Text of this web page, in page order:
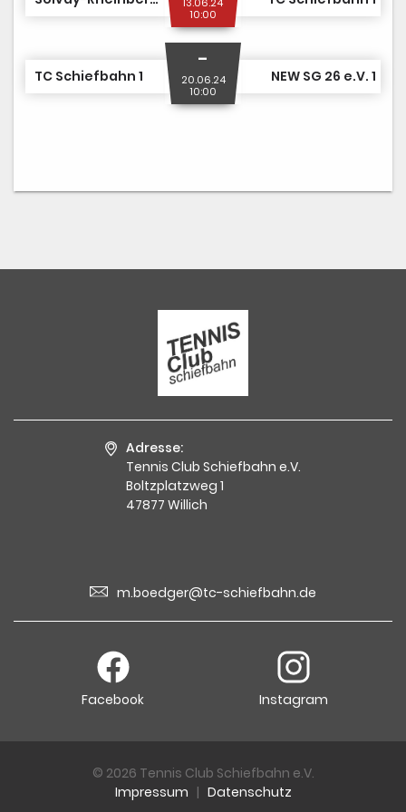
10:00
TC Schiefbahn 1
-
20.06.24
10:00
NEW SG 26 e.V. 1
Adresse:
Tennis Club Schiefbahn e.V.
Boltzplatzweg 1
47877 Willich
m.boedger@tc-schiefbahn.de
Facebook Instagram
© 2026 Tennis Club Schiefbahn e.V.
Impressum | Datenschutz